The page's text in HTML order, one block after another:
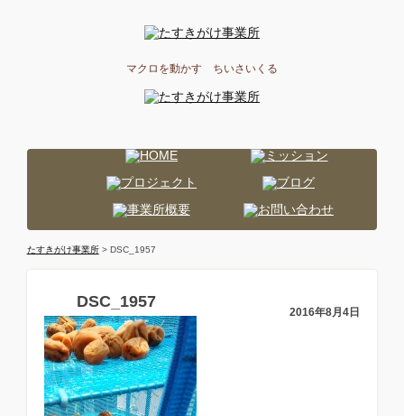
マクロを動かす ちいさいくる
たすきがけ事業所> DSC_1957
DSC_1957
2016年8月4日